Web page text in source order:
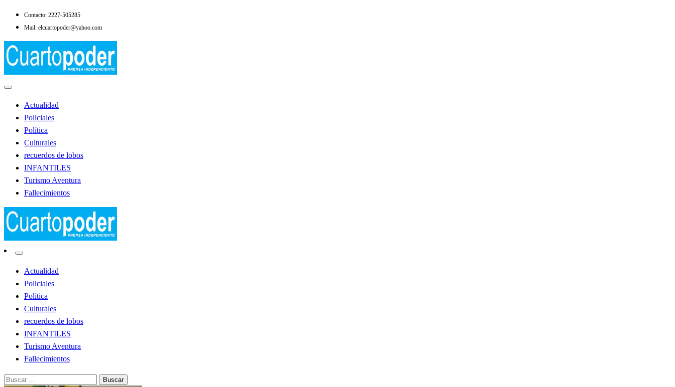
Saltar
Contacto: 2227-505285
Mail: elcuartopoder@yahoo.com
El Cuarto Poder
Actualidad
Policiales
Política
Culturales
recuerdos de lobos
INFANTILES
Turismo Aventura
Fallecimientos
El Cuarto Poder
Actualidad
Policiales
Política
Culturales
recuerdos de lobos
INFANTILES
Turismo Aventura
Fallecimientos
Buscar: